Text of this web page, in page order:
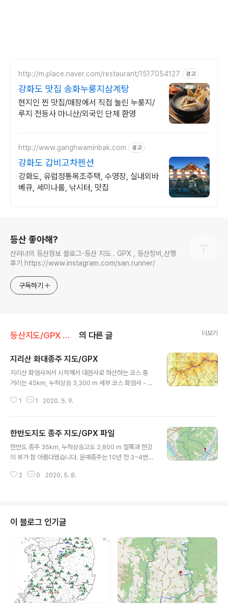
http://m.place.naver.com/restaurant/1517054127 광고
강화도 맛집 송화누룽지삼계탕
현지인 찐 맛집/매장에서 직접 눌린 누룽지/
루지 전등사 마니산/외국인 단체 환영
http://www.ganghwaminbak.com 광고
강화도 갑비고차펜션
강화도, 유럽정통목조주택, 수영장, 실내외바
베큐, 세미나룸, 낚시터, 맛집
등산 좋아해?
산러너의 등산정보 블로그-등산 지도 . GPX , 등산장비,산행
후기 https://www.instagram.com/san.runner/
구독하기
등산지도/GPX 지도 의 다른 글 더보기
지리산 화대종주 지도/GPX
지리산 화엄사에서 시작해서 대원사로 하산하는 코스 총
거리는 45km, 누적상승 3,300 m 세부 코스 화엄사 - 노
- 써리봉 - 치밭목 - 유평 - 대원사 www.google.com/
OIO%22%5D%2C%22action%22%3A%22ope
n%22%2C%22userId%22%3A%22104499015
482431539530%22%7D&usp=sharing 화대종주
주 - Google 내 지도 화대종주 www.google.com
1 1 2020. 5. 9.
한반도지도 종주 지도/GPX 파일
한반도 종주 35km, 누적상승고도 2,800 m 철쭉과 한강
의 뷰가 참 아름다웠습니다. 운예종주는 10년 전 3~4번
추가되어 한반도 지도 모양으로 이쁘게 업그레이드 되었습
서 내려가서 식당이용. 25km 지점 큰명산 올라가기 전 1k
m 정도 알바 다운받은 gps로 가면 하천이 나옴 어떻게 건
너갔지 ㅋㅋㅋ 그래서 트랭글 코스북으로 가보니 사유지로
막혀 있어서 네이버지도 이용해서 이동함. 갑산 ~ 고래산
알바하기 쉬운곳입니다. 등산객이 많지 않은 길이라 거미
줄도 있고 낙엽이 많습니다..
2 0 2020. 5. 8.
이 블로그 인기글